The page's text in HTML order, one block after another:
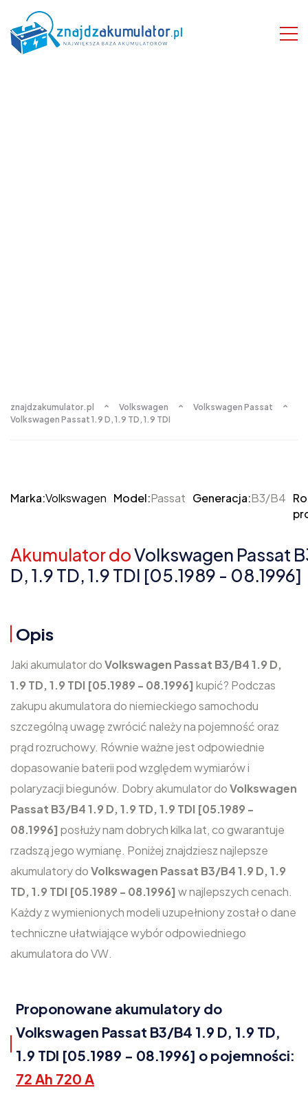
znajdzakumulator.pl Volkswagen
Volkswagen Passat
Volkswagen Passat 1.9 D, 1.9 TD, 1.9 TDI
Marka:Volkswagen Model:Passat Generacja:B3/B4
Akumulator doVolkswagen Passat
D, 1.9 TD, 1.9 TDI [05.1989 - 08.1996]
Opis
Jaki akumulator doVolkswagen Passat B3/B4 1.9 D,
1.9 TD, 1.9 TDI [05.1989 - 08.1996] kupić? Podczas
zakupu akumulatora do niemieckiego samochodu
szczególną uwagę zwrócić należy na pojemność oraz
prąd rozruchowy. Równie ważne jest odpowiednie
dopasowanie baterii pod względem wymiarów i
polaryzacji biegunów. Dobry akumulator doVolkswagen
Passat B3/B4 1.9 D, 1.9 TD, 1.9 TDI [05.1989 -
08.1996] posłuży nam dobrych kilka lat, co gwarantuje
rzadszą jego wymianę. Poniżej znajdziesz najlepsze
akumulatory doVolkswagen Passat B3/B4 1.9 D, 1.9
TD, 1.9 TDI [05.1989 - 08.1996] w najlepszych cenach.
Każdy z wymienionych modeli uzupełniony został o dane
techniczne ułatwiające wybór odpowiedniego
akumulatora do VW.
Proponowane akumulatory do
Volkswagen Passat B3/B4 1.9 D, 1.9 TD,
1.9 TDI [05.1989 - 08.1996] o pojemności:
72 Ah 720 A